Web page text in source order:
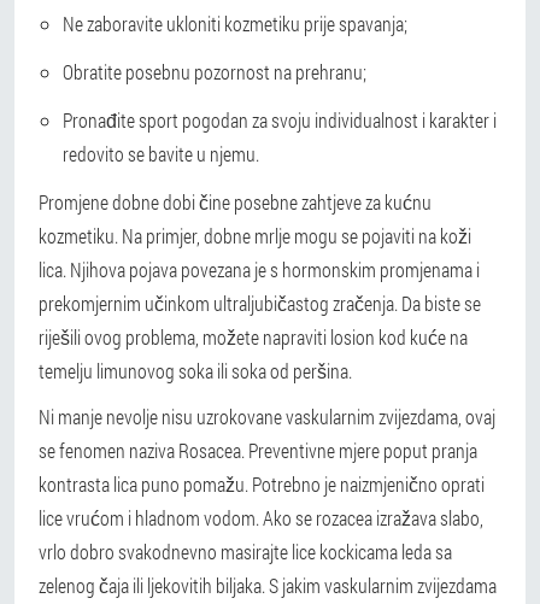
Ne zaboravite ukloniti kozmetiku prije spavanja;
Obratite posebnu pozornost na prehranu;
Pronađite sport pogodan za svoju individualnost i karakter i
redovito se bavite u njemu.
Promjene dobne dobi čine posebne zahtjeve za kućnu
kozmetiku. Na primjer, dobne mrlje mogu se pojaviti na koži
lica. Njihova pojava povezana je s hormonskim promjenama i
prekomjernim učinkom ultraljubičastog zračenja. Da biste se
riješili ovog problema, možete napraviti losion kod kuće na
temelju limunovog soka ili soka od peršina.
Ni manje nevolje nisu uzrokovane vaskularnim zvijezdama, ovaj
se fenomen naziva Rosacea. Preventivne mjere poput pranja
kontrasta lica puno pomažu. Potrebno je naizmjenično oprati
lice vrućom i hladnom vodom. Ako se rozacea izražava slabo,
vrlo dobro svakodnevno masirajte lice kockicama leda sa
zelenog čaja ili ljekovitih biljaka. S jakim vaskularnim zvijezdama